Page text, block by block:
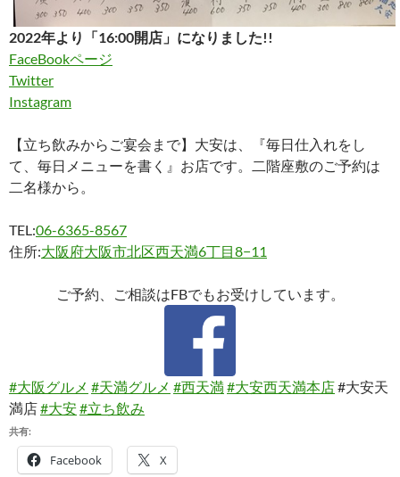
2022年より「16:00開店」になりました!!
FaceBookページ
Twitter
Instagram
【立ち飲みからご宴会まで】大安は、『毎日仕入れをし
て、毎日メニューを書く』お店です。二階座敷のご予約は
二名様から。
TEL:06-6365-8567
住所:大阪府大阪市北区西天満6丁目8−11
ご予約、ご相談はFBでもお受けしています。
#大阪グルメ #天満グルメ #西天満#大安西天満本店#大安天
満店#大安#立ち飲み
共有:
Facebook X